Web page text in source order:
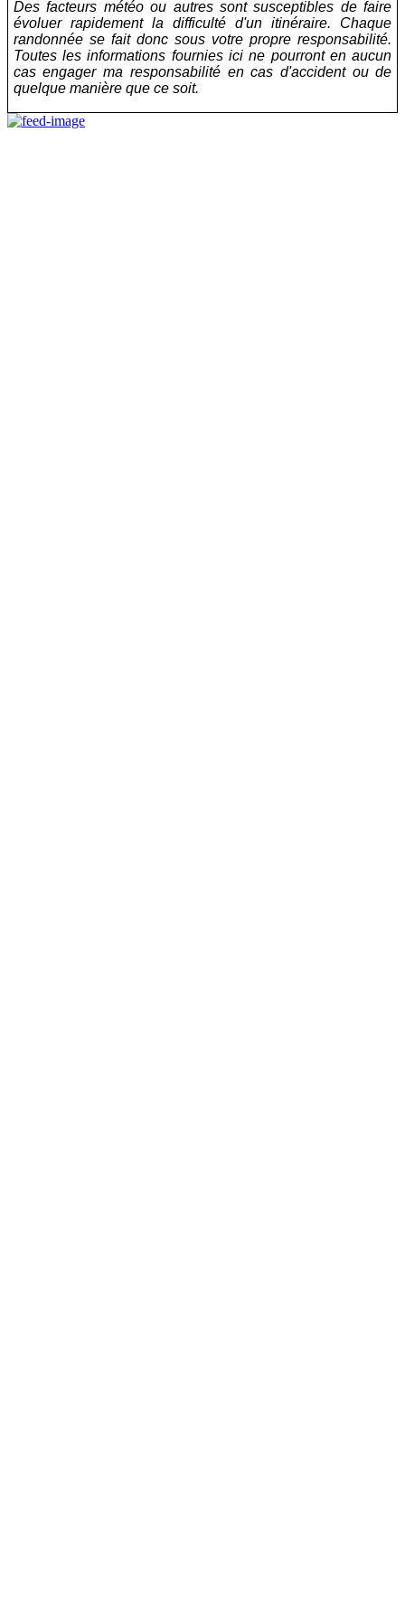
Des facteurs météo ou autres sont susceptibles de faire
évoluer rapidement la difficulté d'un itinéraire. Chaque
randonnée se fait donc sous votre propre responsabilité.
Toutes les informations fournies ici ne pourront en aucun
cas engager ma responsabilité en cas d'accident ou de
quelque manière que ce soit.